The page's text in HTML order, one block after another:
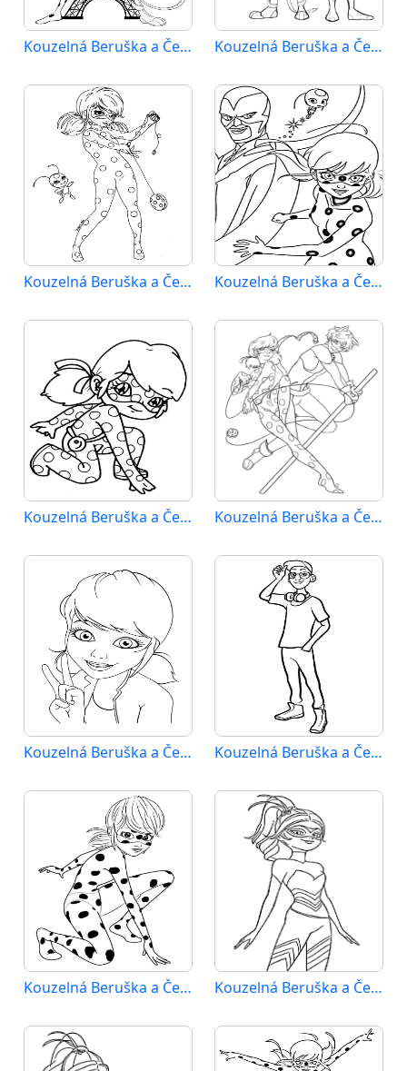
Kouzelná Beruška a Černý Kocour (27) Kouzelná Beruška a Černý Kocour (28)
Kouzelná Beruška a Černý Kocour (29) Kouzelná Beruška a Černý Kocour (30)
Kouzelná Beruška a Černý Kocour (31) Kouzelná Beruška a Černý Kocour (32)
Kouzelná Beruška a Černý Kocour (33) Kouzelná Beruška a Černý Kocour (34)
Kouzelná Beruška a Černý Kocour (35) Kouzelná Beruška a Černý Kocour (36)